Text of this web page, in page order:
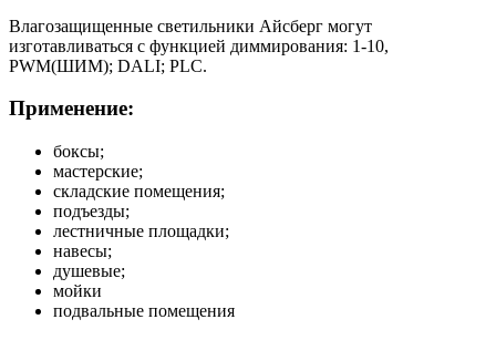
Влагозащищенные светильники Айсберг могут
изготавливаться с функцией диммирования: 1-10,
PWM(ШИМ); DALI; PLC.
Применение:
боксы;
мастерские;
складские помещения;
подъезды;
лестничные площадки;
навесы;
душевые;
мойки
подвальные помещения